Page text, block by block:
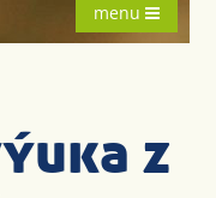
menu
z